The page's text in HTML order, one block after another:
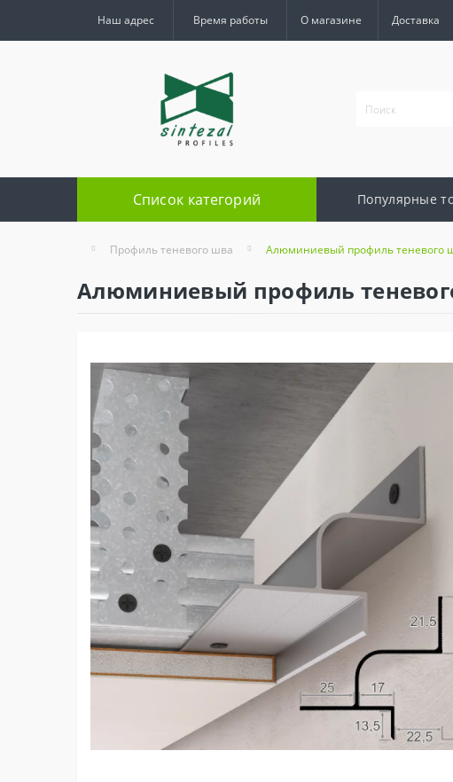
Наш адрес Время работы О магазине Доставка
Список категорий Популярные
Профиль теневого шва Алюминиевый профиль теневого
Алюминиевый профиль